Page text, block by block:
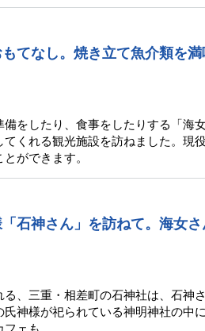
てなし。焼き立て魚介類を
をしたり、食事をしたりする「海
くれる観光施設を訪ねました。現
ができます。
石神さん」を訪ねて。海女さ
、三重・相差町の石神社は、石神
神様が祀られている神明神社の中
ェも。